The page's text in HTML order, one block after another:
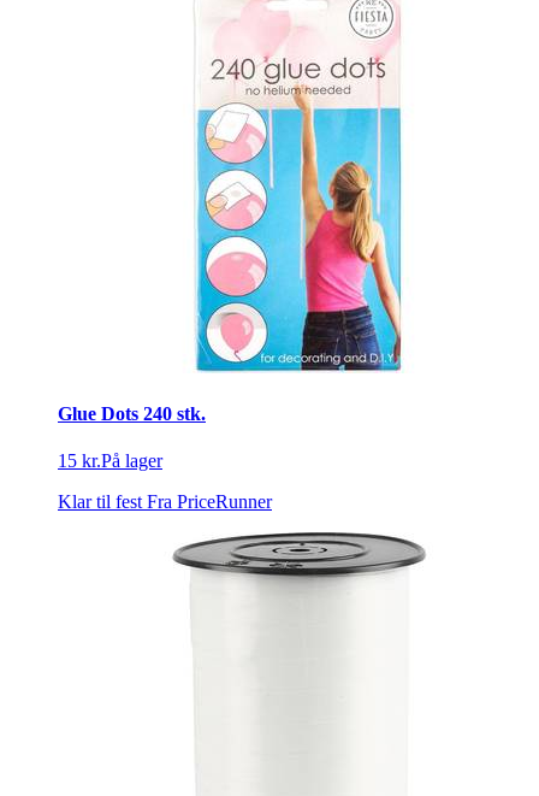
Glue Dots 240 stk.
15 kr.På lager
Klar til fest Fra PriceRunner